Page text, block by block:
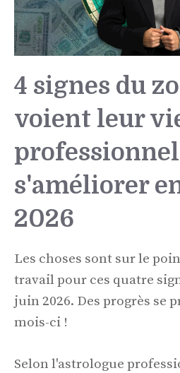
4 signes du
voient leur
s'améliorer
2026
Les choses sont sur le
travail pour ces quatre
juin 2026. Des progrès se
mois-ci !
Selon l'astrologue